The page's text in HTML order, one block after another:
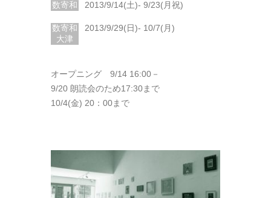
数寄和 2013/9/14(土)- 9/23(月祝)
数寄和
大津
2013/9/29(日)- 10/7(月)
オープニング 9/14 16:00－
9/20 朗読会のため17:30まで
10/4(金) 20：00まで